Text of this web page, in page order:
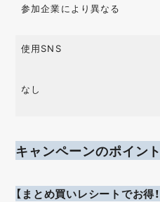
参加企業により異なる
使用SNS
なし
キャンペーンのポイント
【まとめ買いレシートでお得！